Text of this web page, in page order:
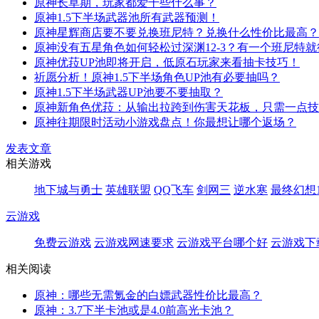
原神长草期，玩家都爱干些什么事？
原神1.5下半场武器池所有武器预测！
原神星辉商店要不要兑换班尼特？兑换什么性价比最高？
原神没有五星角色如何轻松过深渊12-3？有一个班尼特就
原神优菈UP池即将开启，低原石玩家来看抽卡技巧！
祈愿分析！原神1.5下半场角色UP池有必要抽吗？
原神1.5下半场武器UP池要不要抽取？
原神新角色优菈：从输出拉跨到伤害天花板，只需一点
原神往期限时活动小游戏盘点！你最想让哪个返场？
发表文章
相关游戏
地下城与勇士 英雄联盟 QQ飞车 剑网三 逆水寒 最终幻想
云游戏
免费云游戏 云游戏网速要求 云游戏平台哪个好 云游戏下
相关阅读
原神：哪些无需氪金的白嫖武器性价比最高？
原神：3.7下半卡池或是4.0前高光卡池？